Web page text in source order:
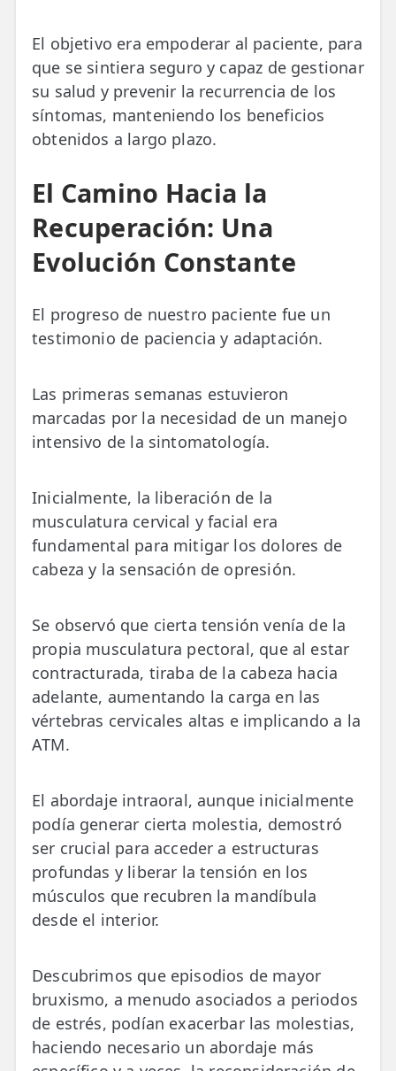
El objetivo era empoderar al paciente, para
que se sintiera seguro y capaz de gestionar
su salud y prevenir la recurrencia de los
síntomas, manteniendo los beneficios
obtenidos a largo plazo.
El Camino Hacia la
Recuperación: Una
Evolución Constante
El progreso de nuestro paciente fue un
testimonio de paciencia y adaptación.
Las primeras semanas estuvieron
marcadas por la necesidad de un manejo
intensivo de la sintomatología.
Inicialmente, la liberación de la
musculatura cervical y facial era
fundamental para mitigar los dolores de
cabeza y la sensación de opresión.
Se observó que cierta tensión venía de la
propia musculatura pectoral, que al estar
contracturada, tiraba de la cabeza hacia
adelante, aumentando la carga en las
vértebras cervicales altas e implicando a la
ATM.
El abordaje intraoral, aunque inicialmente
podía generar cierta molestia, demostró
ser crucial para acceder a estructuras
profundas y liberar la tensión en los
músculos que recubren la mandíbula
desde el interior.
Descubrimos que episodios de mayor
bruxismo, a menudo asociados a periodos
de estrés, podían exacerbar las molestias,
haciendo necesario un abordaje más